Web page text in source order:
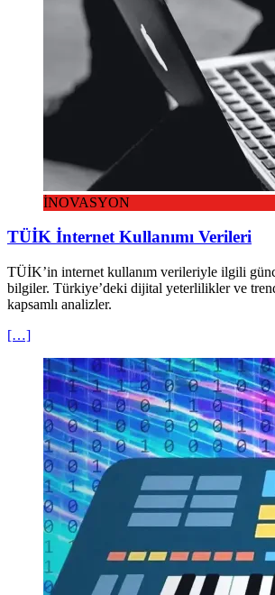
İNOVASYON
TÜİK İnternet Kullanımı Verileri
TÜİK’in internet kullanım verileriyle ilgili
bilgiler. Türkiye’deki dijital yeterlilikler ve
kapsamlı analizler.
[…]